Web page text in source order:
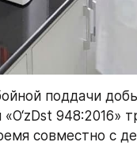
поддачи
948:2016»
совместно с